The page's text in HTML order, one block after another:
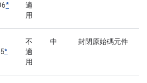
*
適
用
*
不
適
用
中 封閉原始碼元件